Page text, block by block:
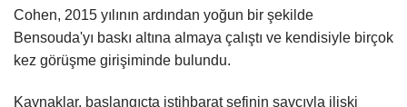
Cohen, 2015 yılının ardından yoğun bir şekilde
Bensouda'yı baskı altına almaya çalıştı ve kendisiyle birçok
kez görüşme girişiminde bulundu.
Kaynaklar, başlangıçta istihbarat şefinin savcıyla ilişki